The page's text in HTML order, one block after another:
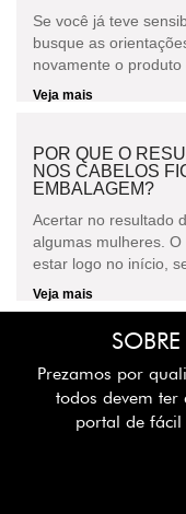
Se você já teve
busque as
novamente o produto
Veja mais
POR QUE O
NOS CABELOS
EMBALAGEM?
Acertar no resultado
algumas mulheres.
estar logo no início,
Veja mais
Prezamos por
todos devem ter
portal de fácil